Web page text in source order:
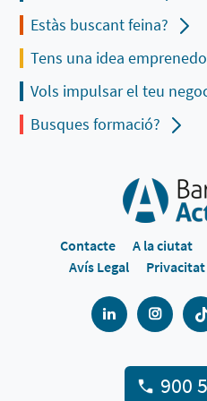
Estàs buscant feina?
Tens una idea
Vols impulsar el teu
Busques formació?
Contacte A la ciutat
Avís Legal
Privacitat
900